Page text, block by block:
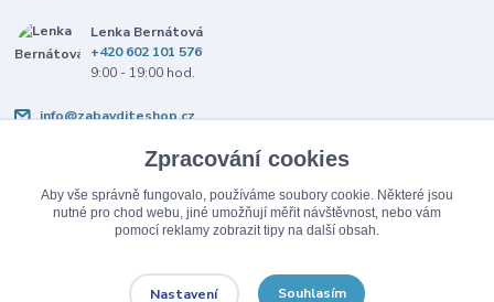
Lenka Bernátová
+420 602 101 576
9:00 - 19:00 hod.
info@zabavditeshop.cz
Upravit sběr cookies.
Zpracování cookies
Aby vše správně fungovalo, používáme soubory cookie. Některé jsou
nutné pro chod webu, jiné umožňují měřit návštěvnost, nebo vám
pomocí reklamy zobrazit tipy na další obsah.
Nastavení Souhlasím